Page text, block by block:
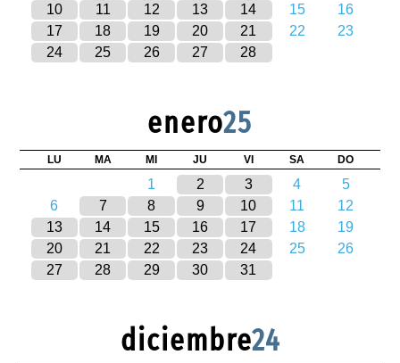
10
11 12 13 14 15
16
17
18 19 20 21 22
23
24
25 26 27 28
enero25
LU MA MI JU VI SA DO
1 2 3 4
5
6
7 8 9 10 11
12
13
14 15 16 17 18
19
20
21 22 23 24 25
26
27
28 29 30 31
diciembre24